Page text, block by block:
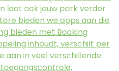
laat ook jouw park verder
bieden we apps aan die
bieden met Booking
inhoudt, verschilt per
aan in veel verschillende
toegangscontrole,